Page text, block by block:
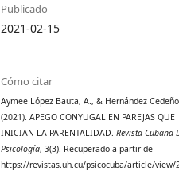
Publicado
2021-02-15
Cómo citar
Aymee López Bauta, A., & Hernández
(2021). APEGO CONYUGAL EN PAREJAS QUE
INICIAN LA PARENTALIDAD.Revista Cubana
Psicología,3(3). Recuperado a partir de
https://revistas.uh.cu/psicocuba/article/view/